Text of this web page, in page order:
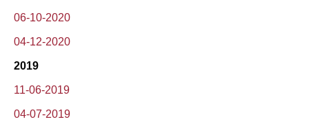
06-10-2020
04-12-2020
2019
11-06-2019
04-07-2019